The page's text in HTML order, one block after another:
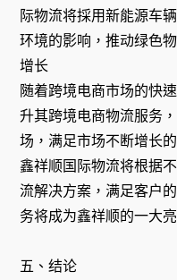
际物流将採用新能源车
环境的影响，推动绿色
增长
随着跨境电商市场的快
升其跨境电商物流服务
场，满足市场不断增长
鑫祥顺国际物流将根据
流解决方案，满足客户
务将成为鑫祥顺的一大亮
五、结论